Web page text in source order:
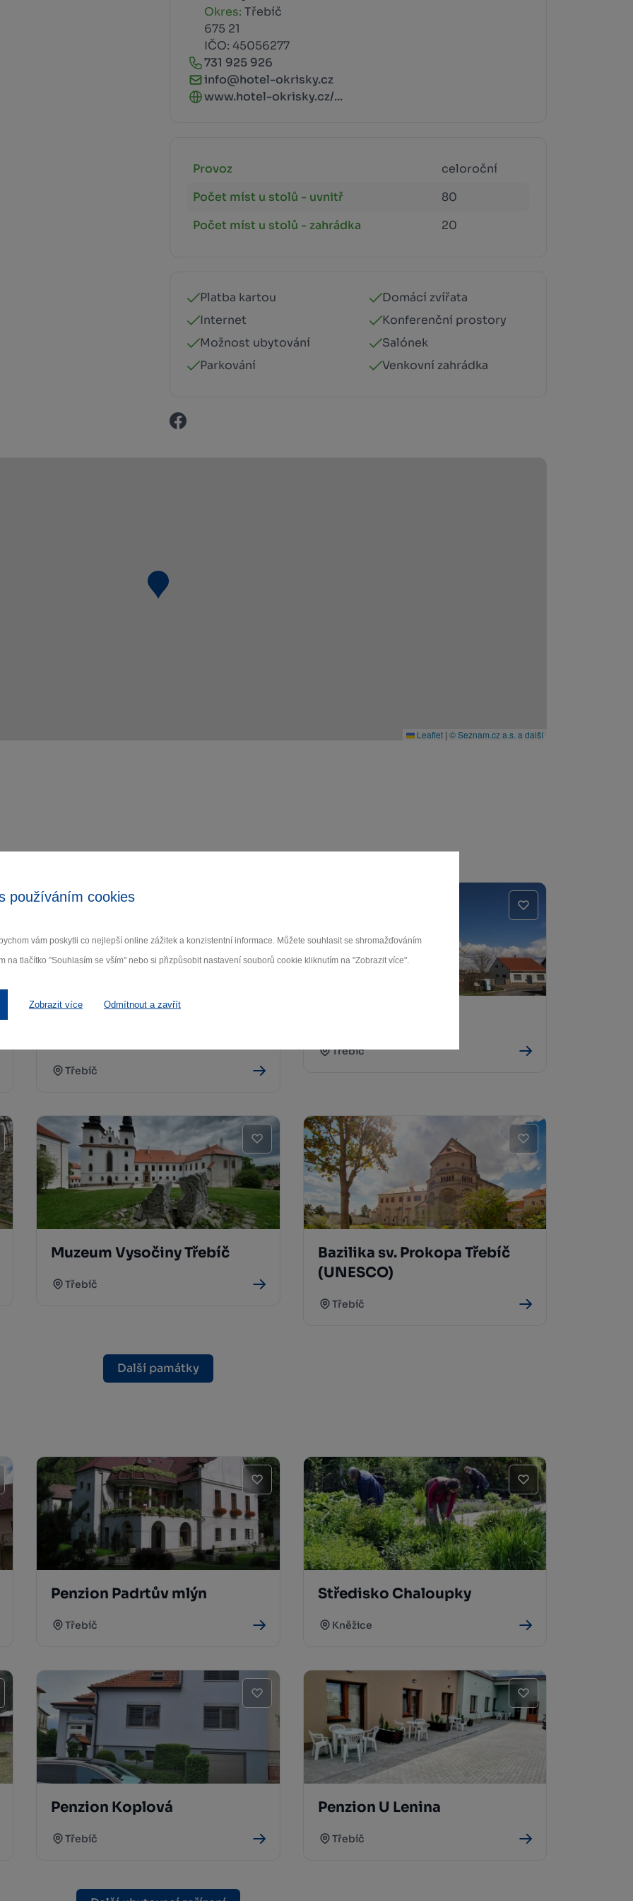
používáním cookies
vám poskytli co nejlepší online zážitek a konzistentní informace. Můžete souhlasit se shromažďováním
na tlačítko "Souhlasím se vším" nebo si přizpůsobit nastavení souborů cookie kliknutím na "Zobrazit více".
Zobrazit více Odmítnout a zavřít
Okres: Třebíč
675 21
IČO: 45056277
731 925 926
info@hotel-okrisky.cz
www.hotel-okrisky.cz/...
Provoz
celoroční
Počet míst u stolů - uvnitř
80
Počet míst u stolů - zahrádka
20
Platba kartou
Internet
Možnost ubytování
Parkování
Domácí zvířata
Konferenční prostory
Salónek
Venkovní zahrádka
Leaflet | © Seznam.cz a.s. a další
Třebíč
Třebíč
Muzeum Vysočiny Třebíč
Třebíč
Bazilika sv. Prokopa Třebíč
(UNESCO)
Třebíč
Další památky
Penzion Padrtův mlýn
Třebíč
Středisko Chaloupky
Kněžice
Penzion Koplová
Třebíč
Penzion U Lenina
Třebíč